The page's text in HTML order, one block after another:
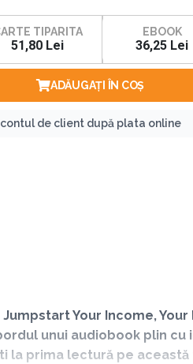
TIPARITA
51,80 Lei
EBOOK
36,25 Lei
ADĂUGAȚI ÎN COȘ
de client după plata online
Your Income, Your
unui audiobook plin
la prima lectură pe această